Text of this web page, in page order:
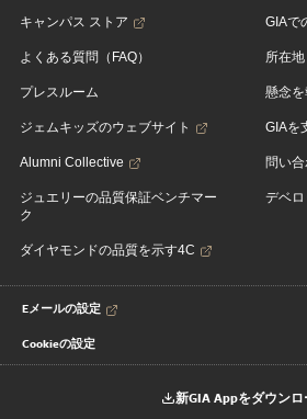
キャンパス ストア
よくある質問（FAQ）
プレスルーム
ジェムキッズのウェブサイト
Alumni Collective
ジュエリーの品質保証ベンチマー
ク
ダイヤモンドの品質を示す4C
GIAで
所在地
懸念
GIAを
問い
デベロ
Eメールの設定
Cookieの設定
新GIA Appをダウンロ